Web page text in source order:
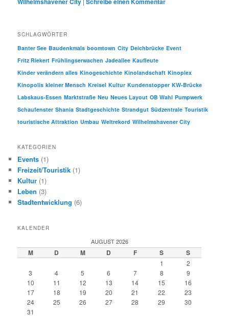
SCHLAGWÖRTER
Banter See Baudenkmals boomtown City Deichbrücke Event
Fritz Riekert Frühlingserwachen Jadeallee Kaufleute
Kinder verändern alles Kinogeschichte Kinolandschaft Kinoplex
Kinopolis kleiner Mensch Kreisel Kultur Kundenstopper KW-Brücke
Labskaus-Essen Marktstraße Neu Neues Layout OB Wahl Pumpwerk
Schaufenster Shania Stadtgeschichte Strandgut Südzentrale Touristik
touristische Attraktion Umbau Weltrekord Wilhelmshavener City
KATEGORIEN
Events (1)
Freizeit/Touristik (1)
Kultur (1)
Leben (3)
Stadtentwicklung (6)
KALENDER
AUGUST 2026
M D M D F S S
1
2
3
4 5 6 7 8
9
10
11 12 13 14 15
16
17
18 19 20 21 22
23
24
25 26 27 28 29
30
31